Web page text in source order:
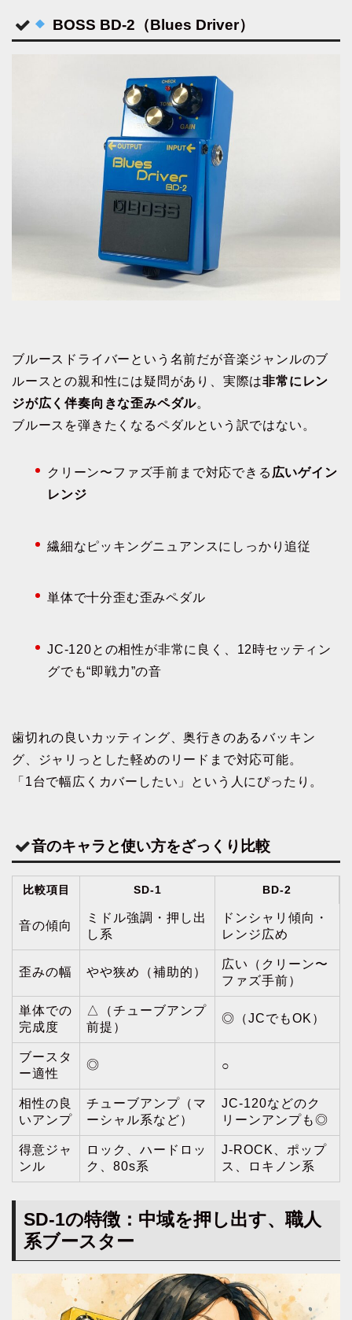
BOSS BD-2（Blues Driver）
ブルースドライバーという名前だが音楽ジャンルのブ
ルースとの親和性には疑問があり、実際は非常にレン
ジが広く伴奏向きな歪みペダル。
ブルースを弾きたくなるペダルという訳ではない。
クリーン〜ファズ手前まで対応できる 広いゲイン
レンジ
繊細なピッキングニュアンスにしっかり追従
単体で十分歪む歪みペダル
JC-120との相性が非常に良く、12時セッティン
グでも“即戦力”の音
歯切れの良いカッティング、奥行きのあるバッキン
グ、ジャリっとした軽めのリードまで対応可能。
「1台で幅広くカバーしたい」という人にぴったり。
音のキャラと使い方をざっくり比較
比較項目 SD-1 BD-2
音の傾向
ミドル強調・押し出
し系
ドンシャリ傾向・
レンジ広め
歪みの幅 やや狭め（補助的）
広い（クリーン〜
ファズ手前）
単体での
完成度
△（チューブアンプ
前提）
◎（JCでもOK）
ブースタ
ー適性
◎ ○
相性の良
いアンプ
チューブアンプ（マ
ーシャル系など）
JC-120などのク
リーンアンプも◎
得意ジャ
ンル
ロック、ハードロッ
ク、80s系
J-ROCK、ポップ
ス、ロキノン系
SD-1の特徴：中域を押し出す、職人
系ブースター